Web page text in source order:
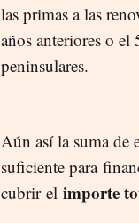
las primas a las
años anteriores o
peninsulares.
Aún así la suma de
suficiente para
cubrir el importe